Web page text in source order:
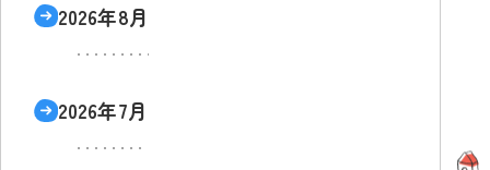
2026年8月
2026年7月